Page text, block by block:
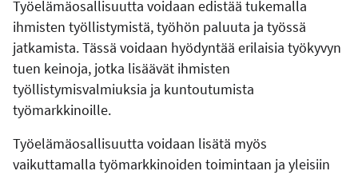
Työelämäosallisuutta voidaan edistää tukemalla
ihmisten työllistymistä, työhön paluuta ja työssä
jatkamista. Tässä voidaan hyödyntää erilaisia työkyvyn
tuen keinoja, jotka lisäävät ihmisten
työllistymisvalmiuksia ja kuntoutumista
työmarkkinoille.
Työelämäosallisuutta voidaan lisätä myös
vaikuttamalla työmarkkinoiden toimintaan ja yleisiin